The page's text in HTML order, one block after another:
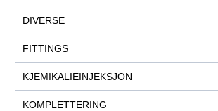
DIVERSE
FITTINGS
KJEMIKALIEINJEKSJON
KOMPLETTERING